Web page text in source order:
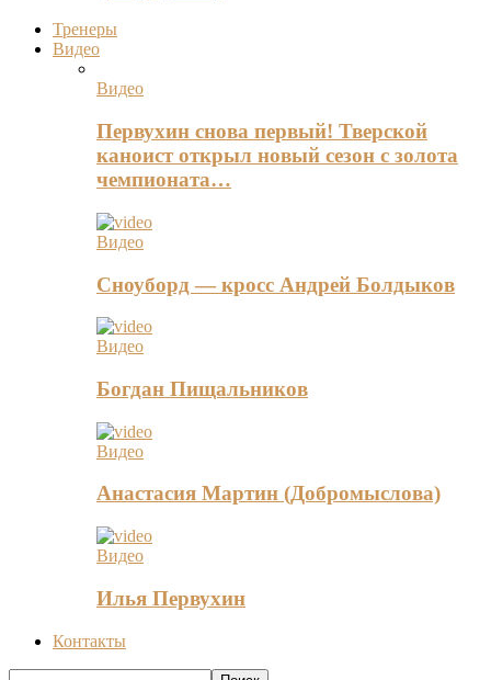
Тренеры
Видео
Видео
Первухин снова первый! Тверской
каноист открыл новый сезон с золота
чемпионата…
Видео
Сноуборд — кросс Андрей Болдыков
Видео
Богдан Пищальников
Видео
Анастасия Мартин (Добромыслова)
Видео
Илья Первухин
Контакты